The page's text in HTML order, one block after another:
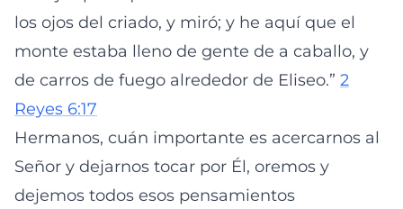
los ojos del criado, y miró; y he aquí que el
monte estaba lleno de gente de a caballo, y
de carros de fuego alrededor de Eliseo.” ‭ 2
Reyes 6:17
Hermanos, cuán importante es acercarnos al
Señor y dejarnos tocar por Él, oremos y
dejemos todos esos pensamientos